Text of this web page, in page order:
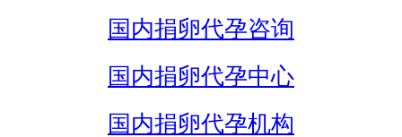
国内捐卵代孕咨询
国内捐卵代孕中心
国内捐卵代孕机构